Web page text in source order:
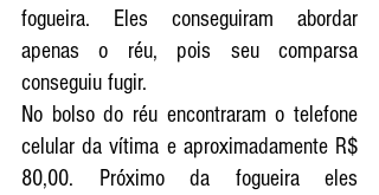
fogueira. Eles conseguiram abordar
apenas o réu, pois seu comparsa
conseguiu fugir.
No bolso do réu encontraram o telefone
celular da vítima e aproximadamente R$
80,00. Próximo da fogueira eles